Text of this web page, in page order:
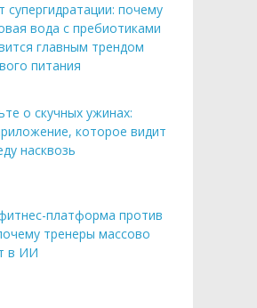
супергидратации: почему
вода с пребиотиками
главным трендом
питания
о скучных ужинах:
которое видит
насквозь
платформа против
тренеры массово
в ИИ